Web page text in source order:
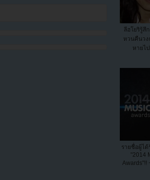
ลีฮโยริรู้สึ
หวนคืนวง
หายไ
รายชื่อผู้ได้
"2014
Awards"!!